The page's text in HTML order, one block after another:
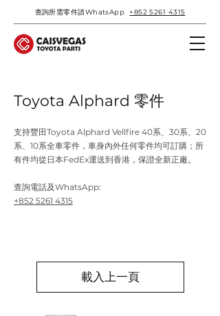
查詢所需零件請WhatsApp+852 5261 4315
Toyota Alphard 零件
支持豐田Toyota Alphard Vellfire 40系、30系、20
系、10系全車零件，車身內外任何零件均可訂購；所
有件均從日本FedEx運送到香港，保證全新正廠。
查詢電話及WhatsApp:
+852 5261 4315
載入上一頁